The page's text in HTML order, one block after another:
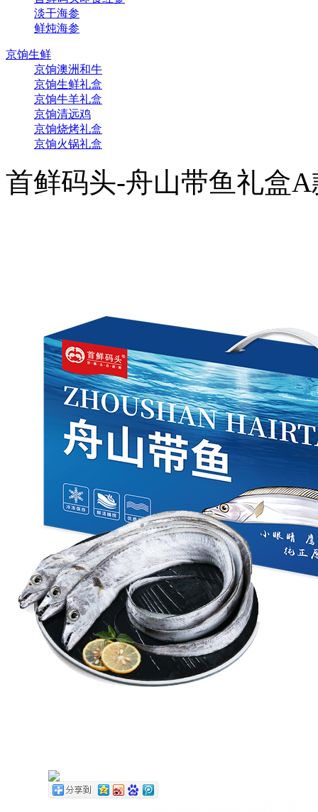
淡干海参
鲜炖海参
京饷生鲜
京饷澳洲和牛
京饷生鲜礼盒
京饷牛羊礼盒
京饷清远鸡
京饷烧烤礼盒
京饷火锅礼盒
首鲜码头-舟山带鱼礼盒A